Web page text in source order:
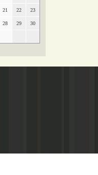
21 22 23
28 29 30